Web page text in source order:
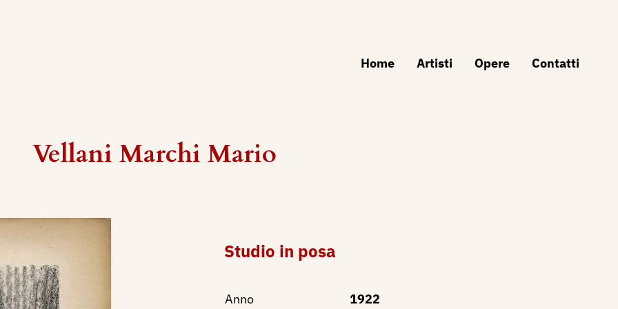
Home Artisti Opere Contatti
Vellani Marchi Mario
Studio in posa
Anno 1922